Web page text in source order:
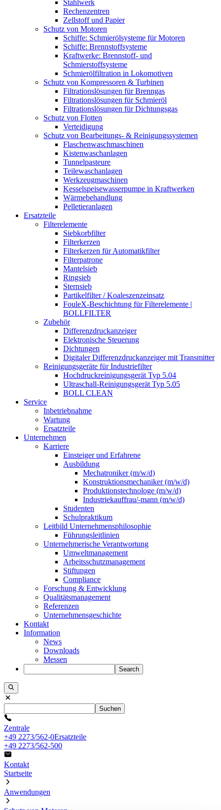
Stahlwerk
Rechenzentren
Zellstoff und Papier
Schutz von Motoren
Schiffe: Schmierölsysteme für Motoren
Schiffe: Brennstoffsysteme
Kraftwerke: Brennstoff- und
Schmierstoffsysteme
Schmierölfiltration in Lokomotiven
Schutz von Kompressoren & Turbinen
Filtrationslösungen für Brenngas
Filtrationslösungen für Schmieröl
Filtrationslösungen für Dichtungsgas
Schutz von Flotten
Verteidigung
Schutz von Bearbeitungs- & Reinigungssystemen
Flaschenwaschmaschinen
Kistenwaschanlagen
Tunnelpasteure
Teilewaschanlagen
Werkzeugmaschinen
Kesselspeisewasserpumpe in Kraftwerken
Wärmebehandlung
Pelletieranlagen
Ersatzteile
Filterelemente
Siebkorbfilter
Filterkerzen
Filterkerzen für Automatikfilter
Filterpatrone
Mantelsieb
Ringsieb
Sternsieb
Partikelfilter / Koaleszenzeinsatz
FouleX-Beschichtung für Filterelemente |
BOLLFILTER
Zubehör
Differenzdruckanzeiger
Elektronische Steuerung
Dichtungen
Digitaler Differenzdruckanzeiger mit Transmitter
Reinigungsgeräte für Industriefilter
Hochdruckreinigungsgerät Typ 5.04
Ultraschall-Reinigungsgerät Typ 5.05
BOLL CLEAN
Service
Inbetriebnahme
Wartung
Ersatzteile
Unternehmen
Karriere
Einsteiger und Erfahrene
Ausbildung
Mechatroniker (m/w/d)
Konstruktionsmechaniker (m/w/d)
Produktionstechnologe (m/w/d)
Industriekauffrau/-mann (m/w/d)
Studenten
Schulpraktikum
Leitbild Unternehmensphilosophie
Führungsleitlinien
Unternehmerische Verantwortung
Umweltmanagement
Arbeitsschutzmanagement
Stiftungen
Compliance
Forschung & Entwicklung
Qualitätsmanagement
Referenzen
Unternehmensgeschichte
Kontakt
Information
News
Downloads
Messen
Search
Suchen
Zentrale
+49 2273/562-0Ersatzteile
+49 2273/562-500
Kontakt
Startseite
Anwendungen